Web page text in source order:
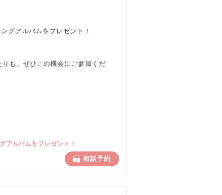
グアルバムをプレゼント！
も、ぜひこの機会にご参加くだ
アルバムをプレゼント！
相談予約